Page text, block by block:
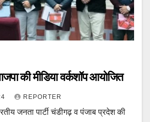
की मीडिया वर्कशॉप आयोजित
REPORTER
जनता पार्टी चंडीगढ़ व पंजाब प्रदेश की